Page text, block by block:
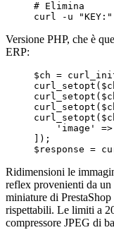
# Elimina
curl -u
"KEY:"
Versione PHP, che è
ERP:
$ch =
curl_setopt (
curl_setopt (
curl_setopt (
curl_setopt (
'image'
=>
) ;
$response =
Ridimensioni le
reflex provenienti da
miniature di
rispettabili. Le limiti a
compressore JPEG di